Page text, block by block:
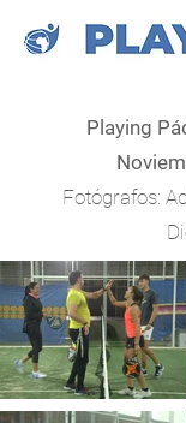
Playing
Fotógrafos: